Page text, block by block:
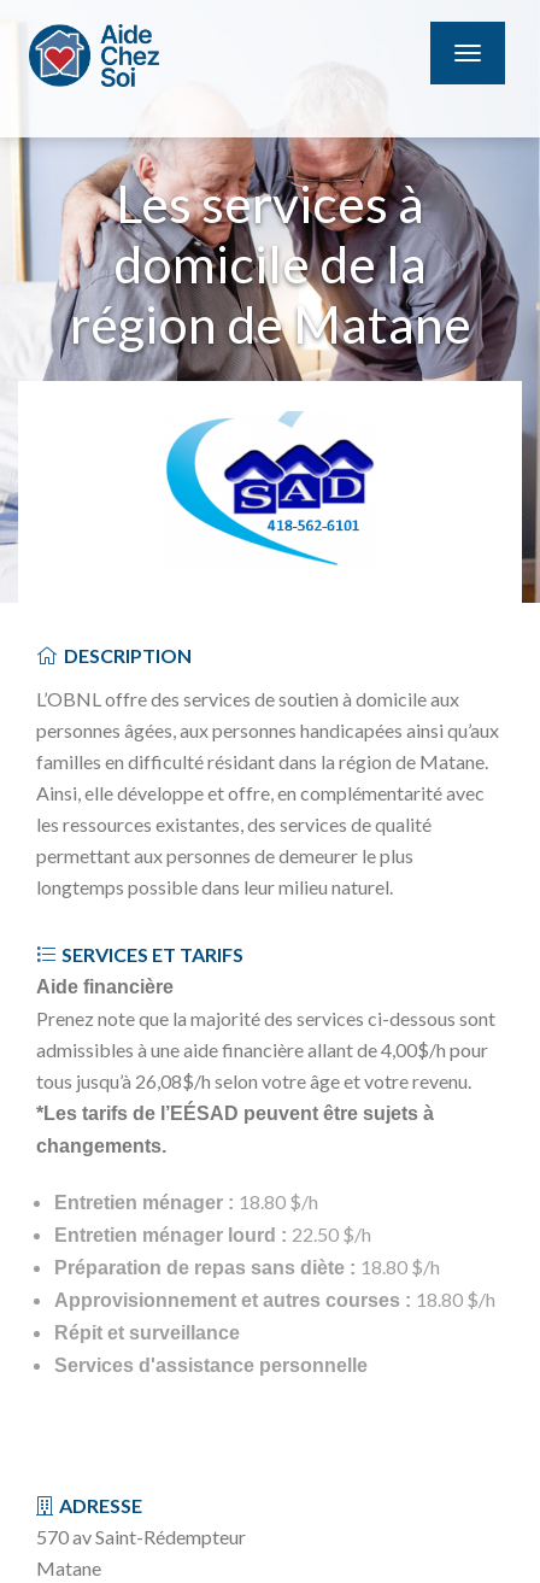
MENU
Les services à
domicile de la
région de Matane
DESCRIPTION
L’OBNL offre des services de soutien à domicile aux
personnes âgées, aux personnes handicapées ainsi qu’aux
familles en difficulté résidant dans la région de Matane.
Ainsi, elle développe et offre, en complémentarité avec
les ressources existantes, des services de qualité
permettant aux personnes de demeurer le plus
longtemps possible dans leur milieu naturel.
SERVICES ET TARIFS
Aide financière
Prenez note que la majorité des services ci-dessous sont
admissibles à une aide financière allant de 4,00$/h pour
tous jusqu’à 26,08$/h selon votre âge et votre revenu.
*Les tarifs de l’EÉSAD peuvent être sujets à
changements.
Entretien ménager : 18.80 $/h
Entretien ménager lourd : 22.50 $/h
Préparation de repas sans diète : 18.80 $/h
Approvisionnement et autres courses : 18.80 $/h
Répit et surveillance
Services d'assistance personnelle
ADRESSE
570 av Saint-Rédempteur
Matane